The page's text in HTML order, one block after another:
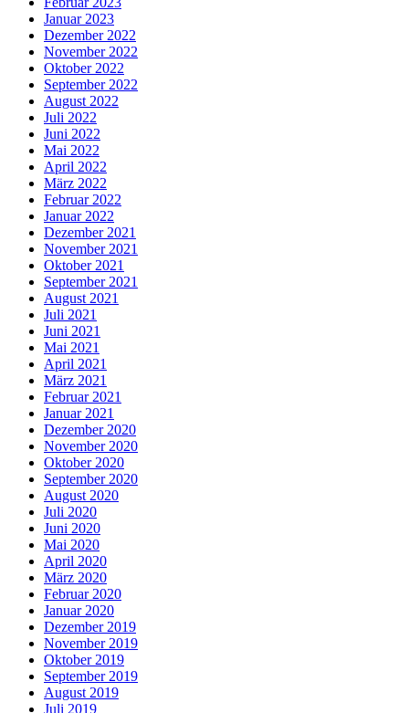
Januar 2023
Dezember 2022
November 2022
Oktober 2022
September 2022
August 2022
Juli 2022
Juni 2022
Mai 2022
April 2022
März 2022
Februar 2022
Januar 2022
Dezember 2021
November 2021
Oktober 2021
September 2021
August 2021
Juli 2021
Juni 2021
Mai 2021
April 2021
März 2021
Februar 2021
Januar 2021
Dezember 2020
November 2020
Oktober 2020
September 2020
August 2020
Juli 2020
Juni 2020
Mai 2020
April 2020
März 2020
Februar 2020
Januar 2020
Dezember 2019
November 2019
Oktober 2019
September 2019
August 2019
Juli 2019